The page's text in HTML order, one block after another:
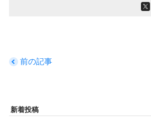
前の記事
新着投稿